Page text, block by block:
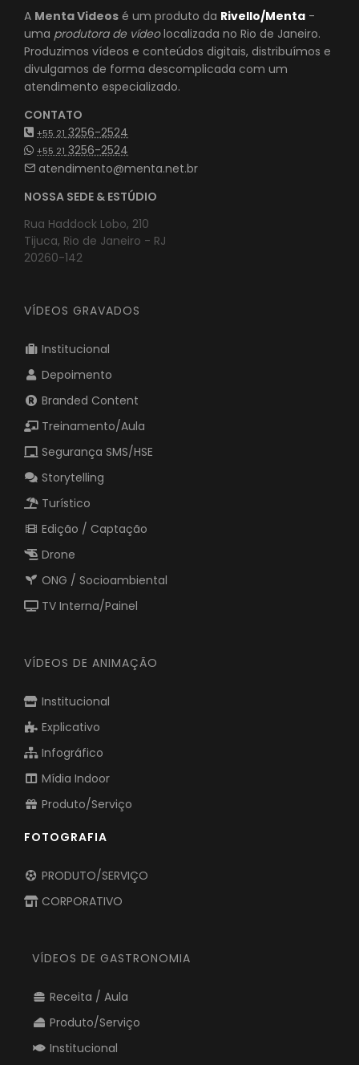
RIVELLO/MENTA
A Menta Videos é um produto da Rivello/Menta
uma
produtora de vídeo
localizada no Rio de Janeiro.
Produzimos vídeos e conteúdos digitais, distribuímos e
divulgamos de forma descomplicada com um
atendimento especializado.
CONTATO
3256-2524
3256-2524
atendimento@menta.net.br
NOSSA SEDE & ESTÚDIO
Rua Haddock Lobo, 210
Institucional
Depoimento
Branded Content
Treinamento/Aula
Segurança SMS/HSE
Storytelling
Turístico
Edição / Captação
Drone
ONG / Socioambiental
Institucional
Explicativo
Infográfico
Mídia Indoor
Produto/Serviço
FOTOGRAFIA
PRODUTO/SERVIÇO
VÍDEOS DE GASTRONOMIA
Receita / Aula
Produto/Serviço